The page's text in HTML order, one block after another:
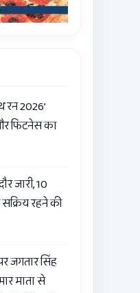
रन 2026’
फिटनेस का
जारी, 10
रहने की
जगतार सिंह
माता से